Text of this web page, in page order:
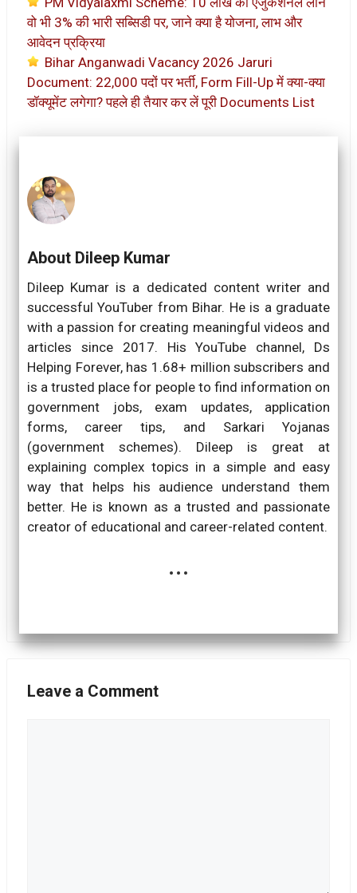
वो भी 3% की भारी सब्सिडी पर, जाने क्या है योजना, लाभ और
आवेदन प्रक्रिया
Bihar Anganwadi Vacancy 2026 Jaruri
Document: 22,000 पदों पर भर्ती, Form Fill-Up में क्या-क्या
डॉक्यूमेंट लगेगा? पहले ही तैयार कर लें पूरी Documents List
About Dileep Kumar
Dileep Kumar is a dedicated content writer and
successful YouTuber from Bihar. He is a graduate
with a passion for creating meaningful videos and
articles since 2017. His YouTube channel, Ds
Helping Forever, has 1.68+ million subscribers and
is a trusted place for people to find information on
government jobs, exam updates, application
forms, career tips, and Sarkari Yojanas
(government schemes). Dileep is great at
explaining complex topics in a simple and easy
way that helps his audience understand them
better. He is known as a trusted and passionate
creator of educational and career-related content.
...
Leave a Comment